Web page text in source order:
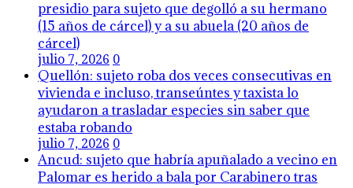
presidio para sujeto que degolló a su hermano
(15 años de cárcel) y a su abuela (20 años de
cárcel)
julio 7, 2026 0
Quellón: sujeto roba dos veces consecutivas en
vivienda e incluso, transeúntes y taxista lo
ayudaron a trasladar especies sin saber que
estaba robando
julio 7, 2026 0
Ancud: sujeto que habría apuñalado a vecino en
Palomar es herido a bala por Carabinero tras